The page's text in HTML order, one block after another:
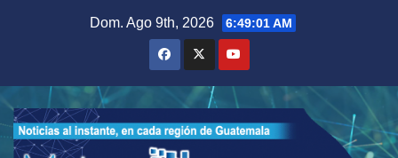
Dom. Ago 9th, 2026 6:49:03 AM